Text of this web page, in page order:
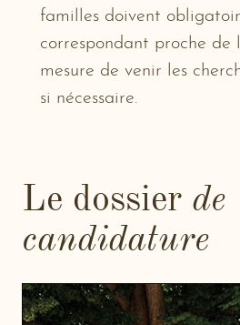
familles doivent
correspondant proche de
mesure de venir les
si nécessaire.
Le dossier de
candidature